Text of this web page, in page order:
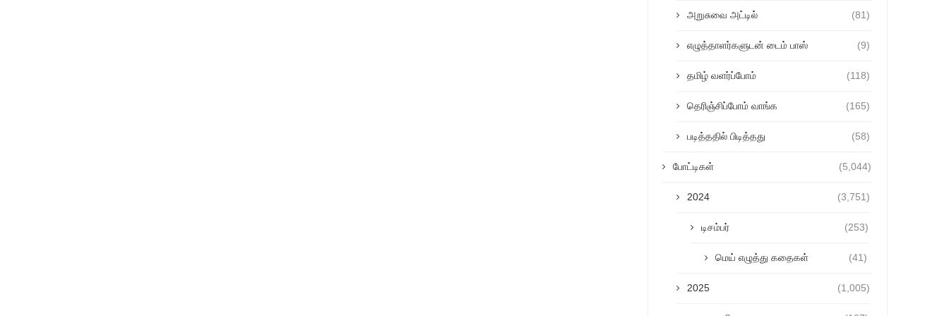
அறுசுவை அட்டில் (81)
எழுத்தாளர்களுடன் டைம் பாஸ் (9)
தமிழ் வளர்ப்போம் (118)
தெரிஞ்சிப்போம் வாங்க (165)
படித்ததில் பிடித்தது (58)
போட்டிகள் (5,044)
2024 (3,751)
டிசம்பர் (253)
மெய் எழுத்து கதைகள் (41)
2025 (1,005)